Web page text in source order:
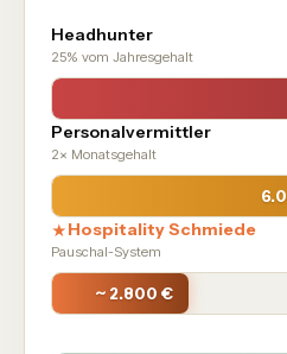
Headhunter
25% vom Jahresgehalt
Personalvermittler
2× Monatsgehalt
★Hospitality Schmiede
Pauschal-System
~ 2.800 €